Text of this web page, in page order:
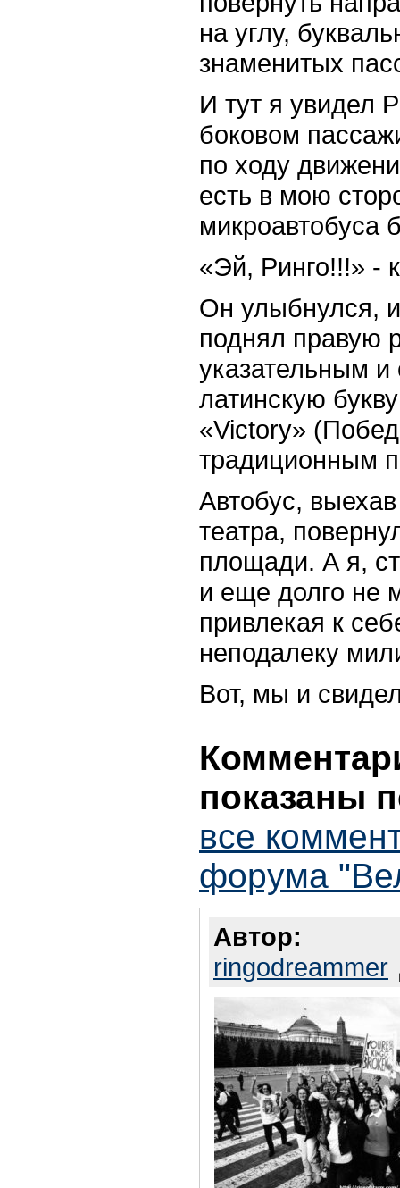
на углу,
знаменитых
И тут я увидел
боковом
по ходу
есть в мою
микроавтобуса
«Эй, Ринго!!!» -
Он улыбнулся, и
поднял правую
указательным
латинскую
«Victory»
традиционным
Автобус,
театра,
площади. А я,
и еще долго не
привлекая к
неподалеку
Вот, мы и
показаны
все
форума
Автор:
ringodreammer